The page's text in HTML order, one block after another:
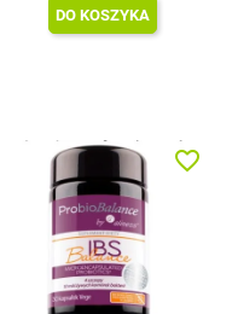
DO KOSZYKA
favorite_border